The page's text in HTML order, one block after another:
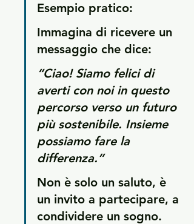
Esempio pratico:
Immagina di ricevere un
messaggio che dice:
“Ciao! Siamo felici di
averti con noi in questo
percorso verso un futuro
più sostenibile. Insieme
possiamo fare la
differenza.”
Non è solo un saluto, è
un invito a partecipare, a
condividere un sogno.